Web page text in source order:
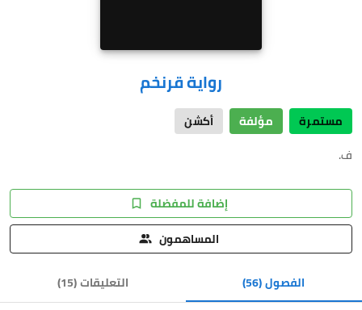
رواية قرنخم
مستمرة مؤلفة
أكشن
ف.
إضافة للمفضلة
المساهمون
الفصول(56) التعليقات(
15
)